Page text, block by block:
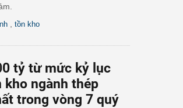
tồn kho
tỷ từ mức kỷ lục
kho ngành thép
trong vòng 7 quý